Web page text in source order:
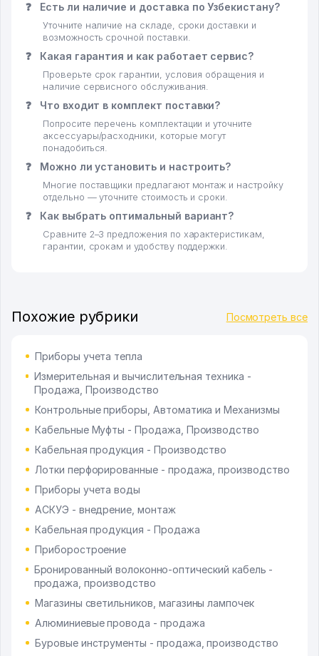
❓ Есть ли наличие и доставка по Узбекистану?
Уточните наличие на складе, сроки доставки и
возможность срочной поставки.
❓ Какая гарантия и как работает сервис?
Проверьте срок гарантии, условия обращения и
наличие сервисного обслуживания.
❓ Что входит в комплект поставки?
Попросите перечень комплектации и уточните
аксессуары/расходники, которые могут
понадобиться.
❓ Можно ли установить и настроить?
Многие поставщики предлагают монтаж и настройку
отдельно — уточните стоимость и сроки.
❓ Как выбрать оптимальный вариант?
Сравните 2–3 предложения по характеристикам,
гарантии, срокам и удобству поддержки.
Похожие рубрики Посмотреть все
Приборы учета тепла
Измерительная и вычислительная техника -
Продажа, Производство
Контрольные приборы, Автоматика и Механизмы
Кабельные Муфты - Продажа, Производство
Кабельная продукция - Производство
Лотки перфорированные - продажа, производство
Приборы учета воды
АСКУЭ - внедрение, монтаж
Кабельная продукция - Продажа
Приборостроение
Бронированный волоконно-оптический кабель -
продажа, производство
Магазины светильников, магазины лампочек
Алюминиевые провода - продажа
Буровые инструменты - продажа, производство